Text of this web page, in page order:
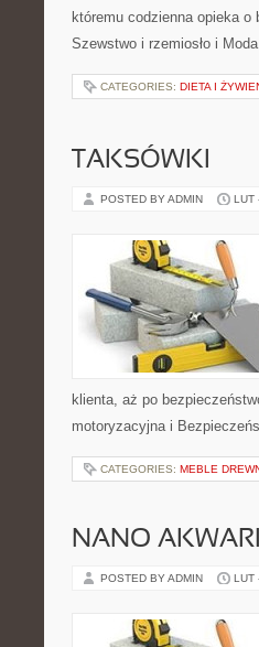
któremu codzienna opieka
Szewstwo i rzemiosło i
CATEGORIES: DIETA I
TAKSÓWKI
POSTED BY ADMIN LUT
klienta, aż po
motoryzacyjna i
CATEGORIES: MEBLE
NANO
POSTED BY ADMIN LUT